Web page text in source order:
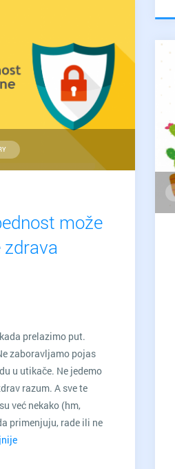
može
prelazimo put.
zaboravljamo pojas
u utikače. Ne jedemo
razum. A sve te
već nekako (hm,
primenjuju, rade ili ne